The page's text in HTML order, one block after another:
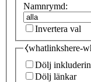
Namnrymd:
Invertera val
⧼whatlinkshere-
Dölj
Dölj länkar